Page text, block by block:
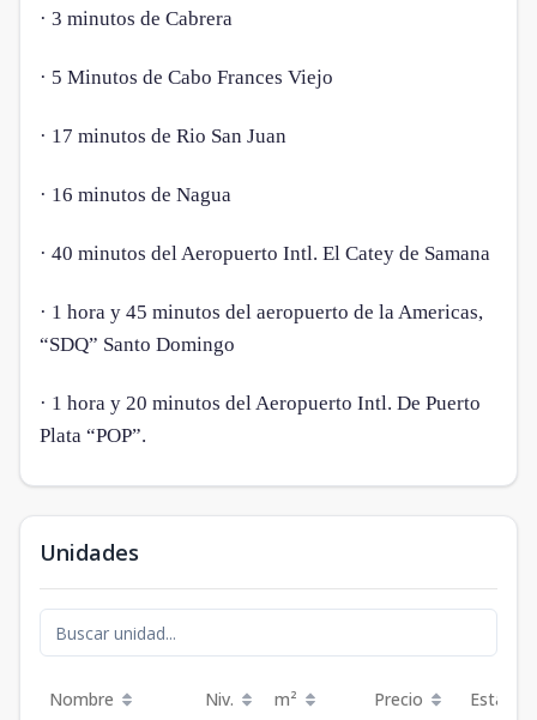
· 3 minutos de Cabrera
· 5 Minutos de Cabo Frances Viejo
· 17 minutos de Rio San Juan
· 16 minutos de Nagua
· 40 minutos del Aeropuerto Intl. El Catey de Samana
· 1 hora y 45 minutos del aeropuerto de la Americas,
“SDQ” Santo Domingo
· 1 hora y 20 minutos del Aeropuerto Intl. De Puerto
Plata “POP”.
Unidades
Nombre Niv. m² Precio Estatus